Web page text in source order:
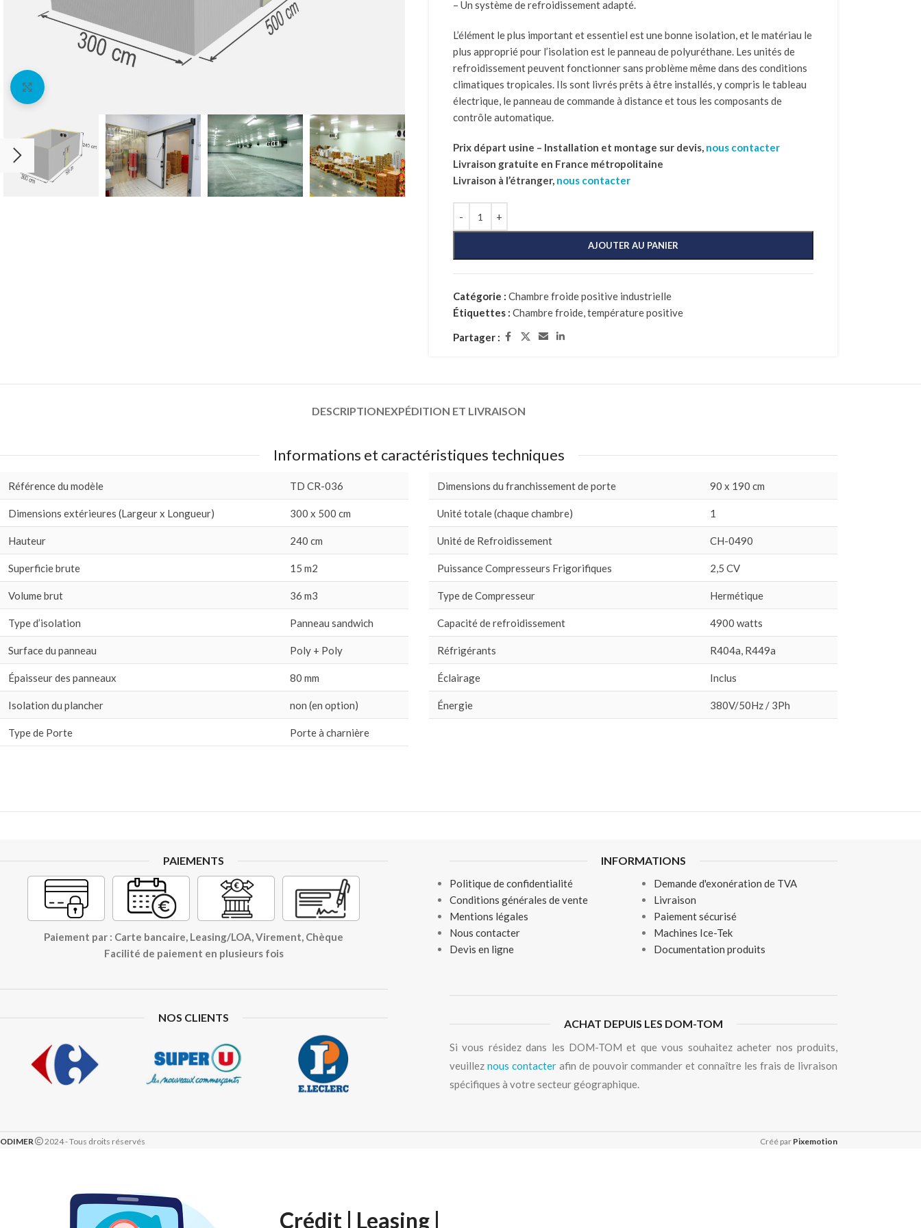
– Un système de refroidissement adapté.
L’élément le plus important et essentiel est une bonne isolation, et le matériau le
plus approprié pour l’isolation est le panneau de polyuréthane. Les unités de
refroidissement peuvent fonctionner sans problème même dans des conditions
climatiques tropicales. Ils sont livrés prêts à être installés, y compris le tableau
électrique, le panneau de commande à distance et tous les composants de
contrôle automatique.
Prix départ usine – Installation et montage sur devis, nous contacter
Livraison gratuite en France métropolitaine
Livraison à l’étranger, nous contacter
AJOUTER AU PANIER
Catégorie : Chambre froide positive industrielle
Étiquettes : Chambre froide,température positive
Partager :
DESCRIPTIONEXPÉDITION ET LIVRAISON
Informations et caractéristiques techniques
Référence du modèle TD CR-036
Dimensions extérieures (Largeur x Longueur) 300 x 500 cm
Hauteur 240 cm
Superficie brute 15 m2
Volume brut 36 m3
Type d’isolation Panneau sandwich
Surface du panneau Poly + Poly
Épaisseur des panneaux 80 mm
Isolation du plancher non (en option)
Type de Porte Porte à charnière
Dimensions du franchissement de porte 90 x 190 cm
Unité totale (chaque chambre) 1
Unité de Refroidissement CH-0490
Puissance Compresseurs Frigorifiques 2,5 CV
Type de Compresseur Hermétique
Capacité de refroidissement 4900 watts
Réfrigérants R404a, R449a
Éclairage Inclus
Énergie 380V/50Hz / 3Ph
PAIEMENTS
Paiement par : Carte bancaire, Leasing/LOA, Virement, Chèque
Facilité de paiement en plusieurs fois
NOS CLIENTS
INFORMATIONS
Politique de confidentialité
Conditions générales de vente
Mentions légales
Nous contacter
Devis en ligne
Demande d'exonération de TVA
Livraison
Paiement sécurisé
Machines Ice-Tek
Documentation produits
ACHAT DEPUIS LES DOM-TOM
Si vous résidez dans les DOM-TOM et que vous souhaitez acheter nos produits,
veuillez nous contacterafin de pouvoir commander et connaître les frais de livraison
spécifiques à votre secteur géographique.
ODIMER 2024 - Tous droits réservés Créé par Pixemotion